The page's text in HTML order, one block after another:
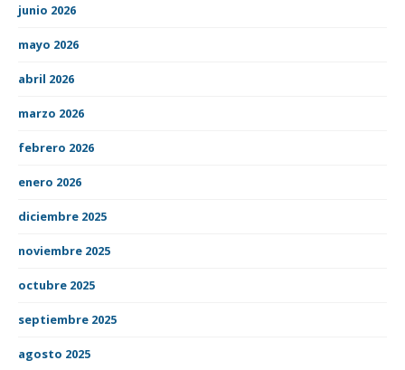
junio 2026
mayo 2026
abril 2026
marzo 2026
febrero 2026
enero 2026
diciembre 2025
noviembre 2025
octubre 2025
septiembre 2025
agosto 2025